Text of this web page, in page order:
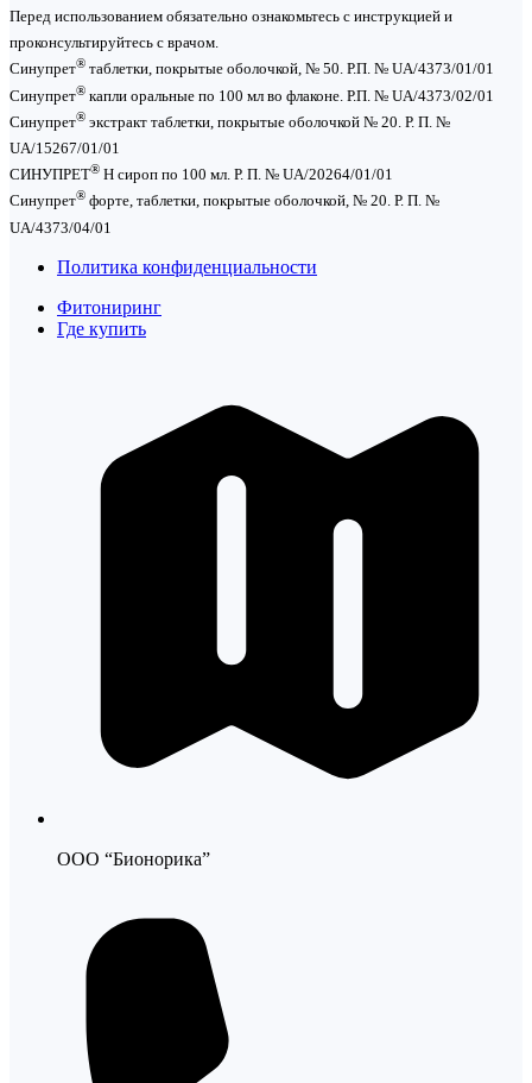
Перед использованием обязательно ознакомьтесь с инструкцией и
проконсультируйтесь с врачом.
Синупрет® таблетки, покрытые оболочкой, № 50. Р.П. № UA/4373/01/01
Синупрет® капли оральные по 100 мл во флаконе. Р.П. № UA/4373/02/01
Синупрет® экстракт таблетки, покрытые оболочкой № 20. Р. П. №
UA/15267/01/01
СИНУПРЕТ® Н сироп по 100 мл. Р. П. № UA/20264/01/01
Синупрет® форте, таблетки, покрытые оболочкой, № 20. Р. П. №
UA/4373/04/01
Политика конфиденциальности
Фитониринг
Где купить
ООО “Бионорика”